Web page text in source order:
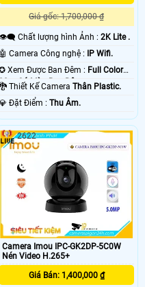
Giá gốc: 1,700,000 ₫
👁️‍🗨 Chất lượng hình Ảnh :2K Lite .
🤖️ Camera Công nghệ : IP Wifi.
✪ Xem Được Ban Đêm : Full Color
30m Có Màu Ban Ðêm.
🐉️ Thiết Kế CameraThân Plastic.
️💎 Đặt Điểm :Thu Âm.
Camera Imou IPC-GK2DP-5C0W
Nén Video H.265+
Giá Bán: 1,400,000 ₫
2622